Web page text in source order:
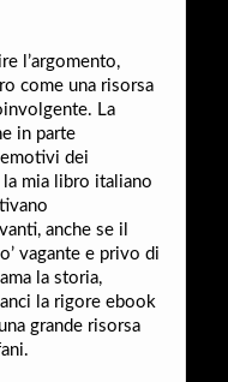
l’argomento,
come una risorsa
La
in parte
dei
la mia libro italiano
anche se il
vagante e privo di
la storia,
la rigore ebook
grande risorsa